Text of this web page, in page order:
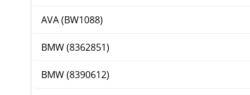
AVA (BW1088)
BMW (8362851)
BMW (8390612)